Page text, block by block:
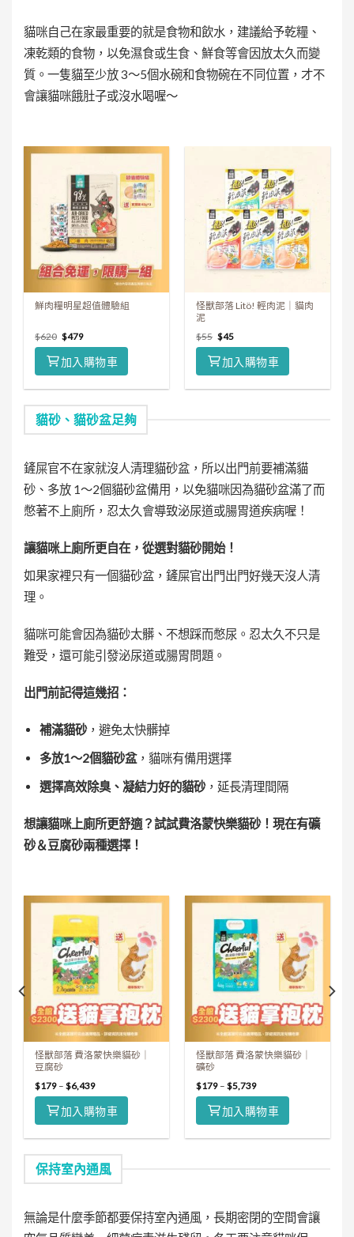
貓咪自己在家最重要的就是食物和飲水，建議給予乾糧、
凍乾類的食物，以免濕食或生食、鮮食等會因放太久而變
質。一隻貓至少放 3～5個水碗和食物碗在不同位置，才不
會讓貓咪餓肚子或沒水喝喔～
鮮肉糧明星超值體驗組
$620 $479
加入購物車
怪獸部落 Litö! 輕肉泥｜貓肉
泥
$55 $45
加入購物車
貓砂、貓砂盆足夠
鏟屎官不在家就沒人清理貓砂盆，所以出門前要補滿貓
砂、多放 1～2個貓砂盆備用，以免貓咪因為貓砂盆滿了而
憋著不上廁所，忍太久會導致泌尿道或腸胃道疾病喔！
讓貓咪上廁所更自在，從選對貓砂開始！
如果家裡只有一個貓砂盆，鏟屎官出門出門好幾天沒人清
理。
貓咪可能會因為貓砂太髒、不想踩而憋尿。忍太久不只是
難受，還可能引發泌尿道或腸胃問題。
出門前記得這幾招：
補滿貓砂，避免太快髒掉
多放1～2個貓砂盆，貓咪有備用選擇
選擇高效除臭、凝結力好的貓砂，延長清理間隔
想讓貓咪上廁所更舒適？試試費洛蒙快樂貓砂！現在有礦
砂＆豆腐砂兩種選擇！
怪獸部落 費洛蒙快樂貓砂｜
豆腐砂
$179 –$6,439
加入購物車
怪獸部落 費洛蒙快樂貓砂｜
礦砂
$179 –$5,739
加入購物車
保持室內通風
無論是什麼季節都要保持室內通風，長期密閉的空間會讓